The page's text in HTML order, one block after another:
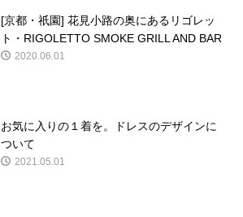
[京都・祇園] 花見小路の奥にあるリゴレッ
ト・RIGOLETTO SMOKE GRILL AND BAR
2020.06.01
お気に入りの１着を。ドレスのデザインに
ついて
2021.05.01